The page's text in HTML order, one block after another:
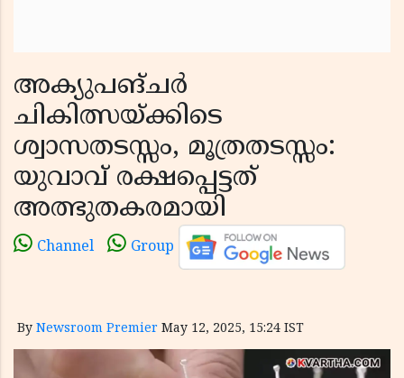
അക്യുപങ്‌ചർ
ചികിത്സയ്ക്കിടെ
ശ്വാസതടസ്സം, മൂത്രതടസ്സം:
യുവാവ് രക്ഷപ്പെട്ടത്
അത്ഭുതകരമായി
Channel Group
By Newsroom Premier May 12, 2025, 15:24 IST